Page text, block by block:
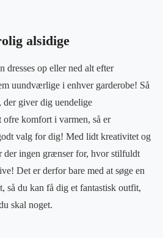
alsidige
dresses op eller ned alt efter
uundværlige i enhver garderobe! Så
der giver dig uendelige
komfort i varmen, så er
valg for dig! Med lidt kreativitet og
der ingen grænser for, hvor stilfuldt
Det er derfor bare med at søge en
så du kan få dig et fantastisk outfit,
skal noget.